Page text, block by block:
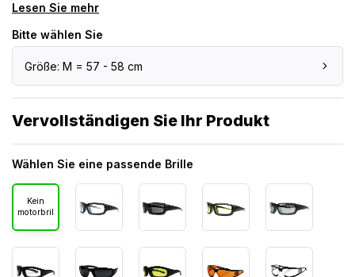
Lesen Sie mehr
Bitte wählen Sie
Größe: M = 57 - 58 cm
Vervollständigen Sie Ihr Produkt
Wählen Sie eine passende Brille
Kein
motorbril